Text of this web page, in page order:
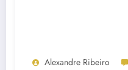
Alexandre Ribeiro